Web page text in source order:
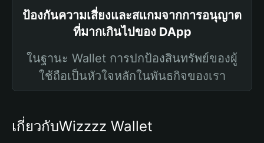
ป้องกันความเสี่ยงและสแกมจากการอนุญาต
ที่มากเกินไปของ DApp
ในฐานะ Wallet การปกป้องสินทรัพย์ของผู้
ใช้ถือเป็นหัวใจหลักในพันธกิจของเรา
เกี่ยวกับWizzzz Wallet